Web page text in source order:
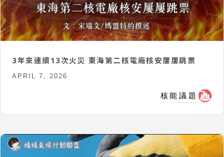
3年來連續13次火災 東海第二核電廠核安屢屢跳票
APRIL 7, 2026
核能議題